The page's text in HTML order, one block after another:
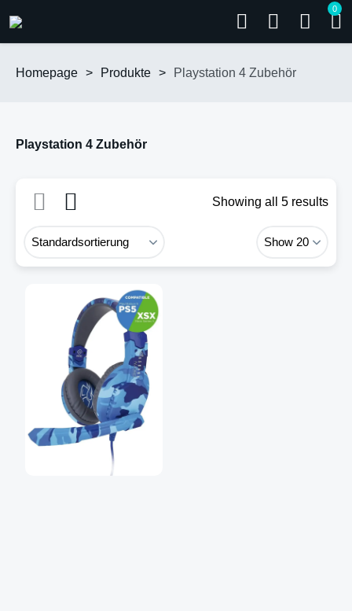
0
Homepage > Produkte > Playstation 4 Zubehör
Playstation 4 Zubehör
Showing all 5 results